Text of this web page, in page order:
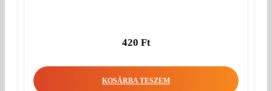
420 Ft
KOSÁRBA TESZEM